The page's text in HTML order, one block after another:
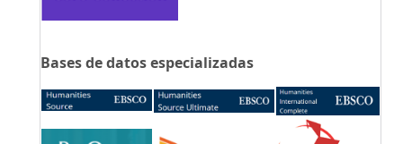
Bases de datos especializadas